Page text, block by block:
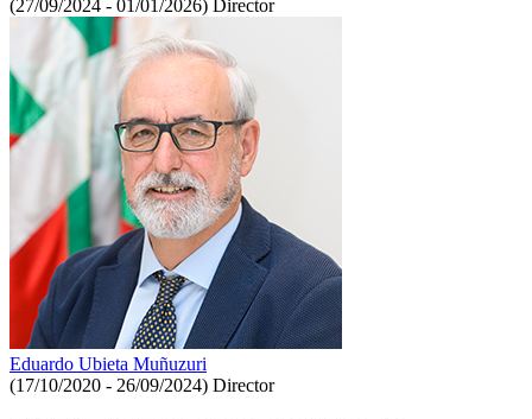
(27/09/2024 - 01/01/2026) Director
Eduardo Ubieta Muñuzuri
(17/10/2020 - 26/09/2024) Director